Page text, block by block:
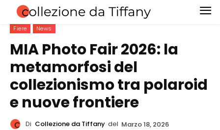
Fiere News
MIA Photo Fair 2026: la
metamorfosi del
collezionismo tra polaroid
e nuove frontiere
Di Collezione da Tiffany del Marzo 18, 2026